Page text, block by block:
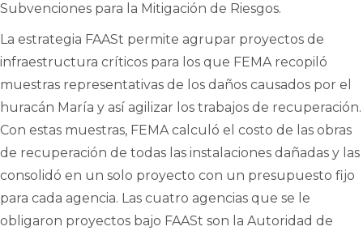
Subvenciones para la Mitigación de Riesgos.
La estrategia FAASt permite agrupar proyectos de
infraestructura críticos para los que FEMA recopiló
muestras representativas de los daños causados ​​por el
huracán María y así agilizar los trabajos de recuperación.
Con estas muestras, FEMA calculó el costo de las obras
de recuperación de todas las instalaciones dañadas y las
consolidó en un solo proyecto con un presupuesto fijo
para cada agencia. Las cuatro agencias que se le
obligaron proyectos bajo FAASt son la Autoridad de